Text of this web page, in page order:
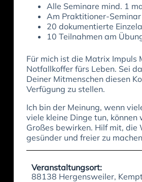
Alle Seminare mind. 1
Am Praktitioner-
20 dokumentierte
10 Teilnahmen am
Für mich ist die Matrix Impuls
Notfallkoffer fürs Leben. Sei
Deiner Mitmenschen diesen
Verfügung zu stellen.
Ich bin der Meinung, wenn
viele kleine Dinge tun, können
Großes bewirken. Hilf mit, die
gesünder und freier zu
Veranstaltungsort:
88138 Hergensweiler,